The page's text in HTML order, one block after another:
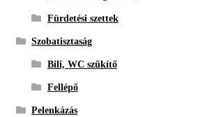
Fürdetési szettek
Szobatisztaság
Bili, WC szűkítő
Fellépő
Pelenkázás